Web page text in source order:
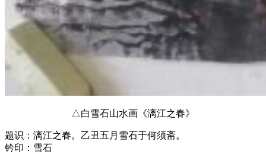
△白雪石山水画《漓江之春》
题识：漓江之春。乙丑五月雪石于何须斋。
钤印：雪石